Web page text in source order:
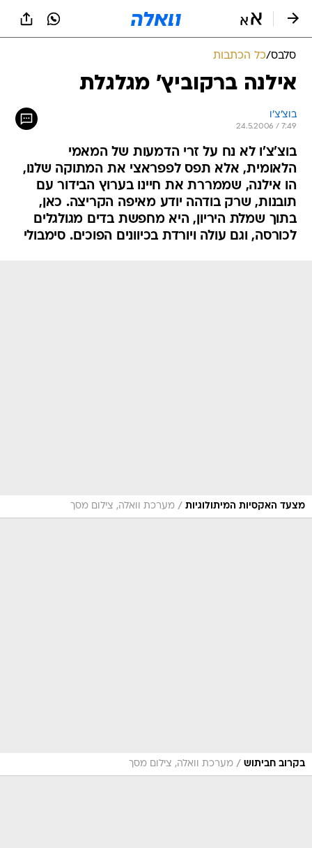
סלבס/כל הכתבות
אילנה ברקוביץ' מגלגלת
בוצ'צ'ו
24.5.2006 / 7:49
בוצ'צ'ו לא נח על זרי הדמעות של המאמי
הלאומית, אלא תפס לפפראצי את המתוקה שלנו,
הו אילנה, שממררת את חיינו בערוץ הבידור עם
תובנות, שרק בודהה יודע מאיפה הקריצה. כאן,
בתוך שמלת היריון, היא מחפשת בדים מגולגלים
לכורסה, וגם עולה ויורדת בכיוונים הפוכים. סימבולי
מצעד האקסיות המיתולוגיות / מערכת וואלה, צילום מסך
בקרוב חביתוש / מערכת וואלה, צילום מסך